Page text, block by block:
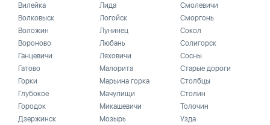
Вилейка
Волковыск
Воложин
Вороново
Ганцевичи
Гатово
Горки
Глубокое
Городок
Дзержинск
Лида
Логойск
Лунинец
Любань
Ляховичи
Малорита
Марьина горка
Мачулищи
Микашевичи
Мозырь
Смолевичи
Сморгонь
Сокол
Солигорск
Сосны
Старые дороги
Столбцы
Столин
Толочин
Узда